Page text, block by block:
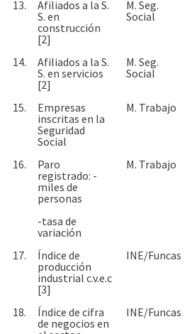
13.
Afiliados a la S.
S. en
construcción
[2]
M. Seg.
Social
14.
Afiliados a la S.
S. en servicios
[2]
M. Seg.
Social
15.
Empresas
inscritas en la
Seguridad
Social
M. Trabajo
16.
Paro
registrado: -
miles de
personas
M. Trabajo
-tasa de
variación
17.
Índice de
producción
industrial c.v.e.c
[3]
INE/Funcas
18.
Índice de cifra
de negocios en
INE/Funcas